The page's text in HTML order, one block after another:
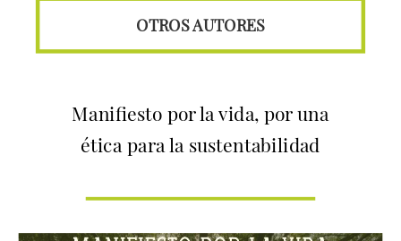
OTROS AUTORES
Manifiesto por la vida, por una
ética para la sustentabilidad